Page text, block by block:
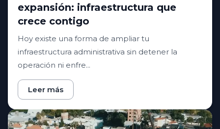
expansión: infraestructura que
crece contigo
Hoy existe una forma de ampliar tu
infraestructura administrativa sin detener la
operación ni enfre...
Leer más